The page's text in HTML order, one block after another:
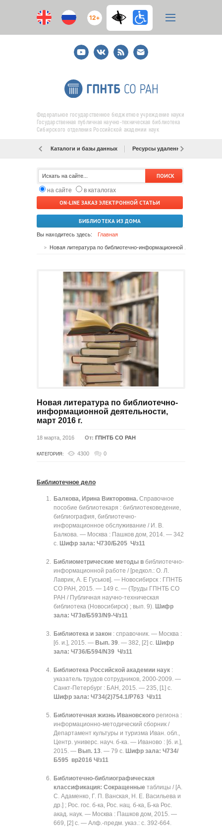
12+
YoutubeВКонтакте
RSS
E-
mail
подписка
Федеральное государственное бюджетное учреждение науки
Государственная публичная научно-техническая библиотека
Сибирского отделения Российской академии наук
Каталоги и базы данных Ресурсы удаленного доступа
на сайте
в каталогах
ON-LINE ЗАКАЗ ЭЛЕКТРОННОЙ СТАТЬИ
БИБЛИОТЕКА ИЗ ДОМА
Вы находитесь здесь: Главная
Новая литература по библиотечно-
информационной деятельности,
март 2016 г.
18 марта, 2016 От: ГПНТБ СО РАН
КАТЕГОРИЯ: 4300 0
Библиотечное дело
Балкова, Ирина Викторовна. Справочное
пособие библиотекаря : библиотековедение,
библиография, библиотечно-
информационное обслуживание / И. В.
Балкова. — Москва : Пашков дом, 2014. — 342
с. Шифр зала: Ч730/Б205 Ч/з11
Библиометрические методы в библиотечно-
информационной работе / [редкол.: О. Л.
Лаврик, А. Е Гуськов]. — Новосибирск : ГПНТБ
СО РАН, 2015. — 149 с. — (Труды ГПНТБ СО
РАН / Публичная научно-техническая
библиотека (Новосибирск) ; вып. 9). Шифр
зала: Ч73в/Б593/N9-Ч/з11
Библиотека и закон : справочник. — Москва :
[б. и.], 2015. — Вып. 39. — 382, [2] с. Шифр
зала: Ч736/Б594/N39 Ч/з11
Библиотека Российской академии наук :
указатель трудов сотрудников, 2000-2009. —
Санкт-Петербург : БАН, 2015. — 235, [1] с.
Шифр зала: Ч734(2)754.1/Р763 Ч/з11
Библиотечная жизнь Ивановского региона :
информационно-методический сборник /
Департамент культуры и туризма Иван. обл.,
Центр. универс. науч. б-ка. — Иваново : [б. и.],
2015. — Вып. 13. — 79 с. Шифр зала: Ч734/
Б595 вр2016 Ч/з11
Библиотечно-библиографическая
классификация: Сокращенные таблицы / [А.
С. Адаменко, Г. П. Ванская, Н. Е. Васильева и
др.] ; Рос. гос. б-ка, Рос. нац. б-ка, Б-ка Рос.
акад. наук. — Москва : Пашков дом, 2015. —
669, [2] с. — Алф.-предм. указ.: с. 392-664.